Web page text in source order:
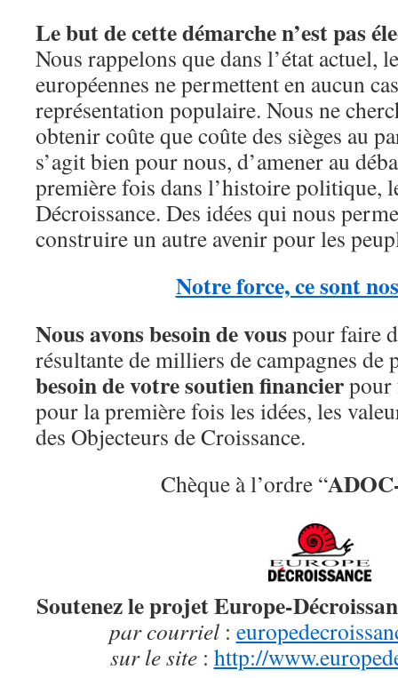
Le but de cette démarche n’est pas
Nous rappelons que dans l’état actuel,
européennes ne permettent en aucun
représentation populaire. Nous ne
obtenir coûte que coûte des sièges au
s’agit bien pour nous, d’amener au
première fois dans l’histoire politique,
Décroissance. Des idées qui nous
construire un autre avenir pour les
Notre force, ce sont
Nous avons besoin de vouspour faire
résultante de milliers de campagnes
besoin de votre soutien financierpour
pour la première fois les idées, les
des Objecteurs de Croissance.
Chèque à l’ordre “
Soutenez le projet Europe-
par courriel:
sur le site: http://